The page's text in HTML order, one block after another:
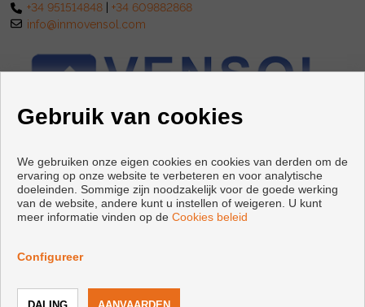
+34 951514848 |+34 609882868
info@inmovensol.com
Privacybeleid
Gebruik van cookies
We gebruiken onze eigen cookies en cookies van derden om de
ervaring op onze website te verbeteren en voor analytische
doeleinden. Sommige zijn noodzakelijk voor de goede werking
van de website, andere kunt u instellen of weigeren. U kunt
meer informatie vinden op de Cookies beleid
Configureer